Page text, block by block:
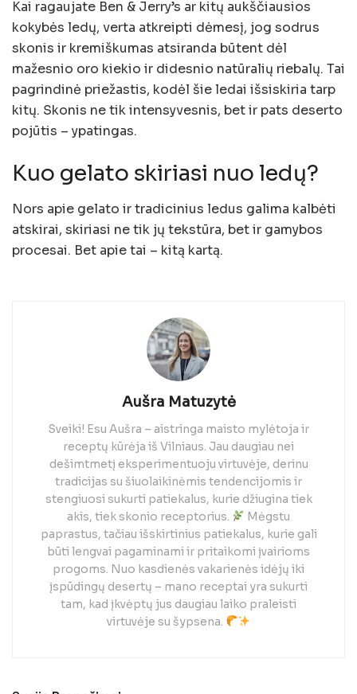
Kai ragaujate Ben & Jerry’s ar kitų aukščiausios
kokybės ledų, verta atkreipti dėmesį, jog sodrus
skonis ir kremiškumas atsiranda būtent dėl
mažesnio oro kiekio ir didesnio natūralių riebalų. Tai
pagrindinė priežastis, kodėl šie ledai išsiskiria tarp
kitų. Skonis ne tik intensyvesnis, bet ir pats deserto
pojūtis – ypatingas.
Kuo gelato skiriasi nuo ledų?
Nors apie gelato ir tradicinius ledus galima kalbėti
atskirai, skiriasi ne tik jų tekstūra, bet ir gamybos
procesai. Bet apie tai – kitą kartą.
Aušra Matuzytė
Sveiki! Esu Aušra – aistringa maisto mylėtoja ir
receptų kūrėja iš Vilniaus. Jau daugiau nei
dešimtmetį eksperimentuoju virtuvėje, derinu
tradicijas su šiuolaikinėmis tendencijomis ir
stengiuosi sukurti patiekalus, kurie džiugina tiek
akis, tiek skonio receptorius.
Mėgstu
paprastus, tačiau išskirtinius patiekalus, kurie gali
būti lengvai pagaminami ir pritaikomi įvairioms
progoms. Nuo kasdienės vakarienės idėjų iki
įspūdingų desertų – mano receptai yra sukurti
tam, kad įkvėptų jus daugiau laiko praleisti
virtuvėje su šypsena.